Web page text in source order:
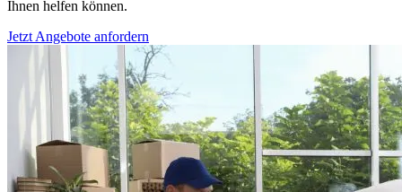
Ihnen helfen können.
Jetzt Angebote anfordern